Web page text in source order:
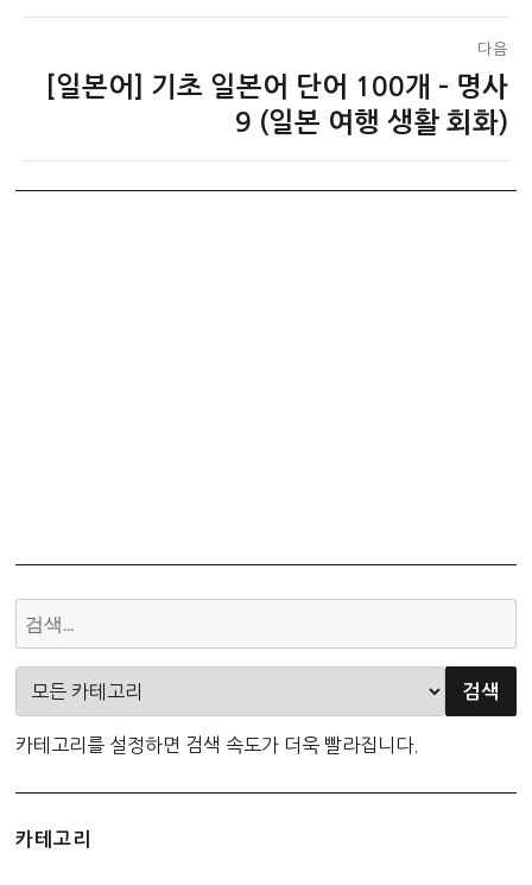
다음
[일본어] 기초 일본어 단어 100개 – 명사
9 (일본 여행 생활 회화)
카테고리를 설정하면 검색 속도가 더욱 빨라집니다.
카테고리